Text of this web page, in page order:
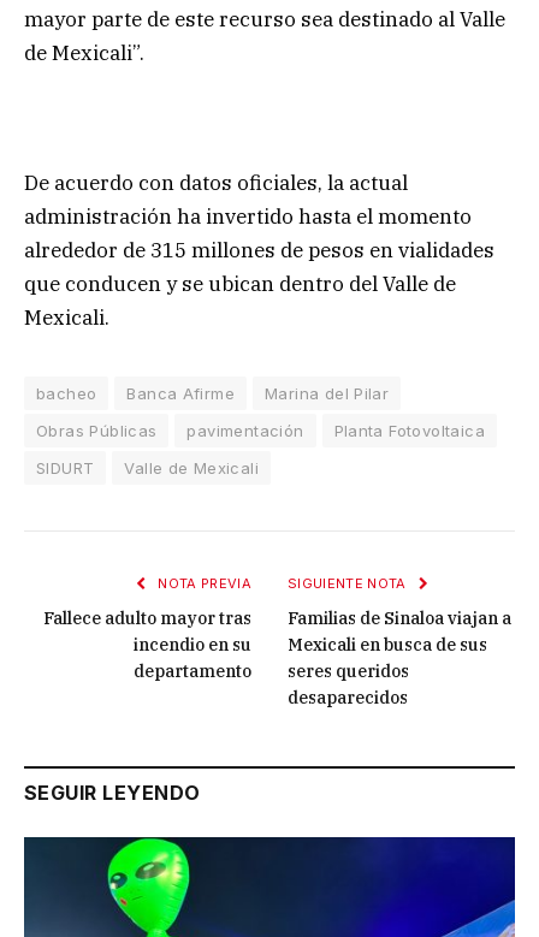
mayor parte de este recurso sea destinado al Valle
de Mexicali”.
De acuerdo con datos oficiales, la actual
administración ha invertido hasta el momento
alrededor de 315 millones de pesos en vialidades
que conducen y se ubican dentro del Valle de
Mexicali.
bacheo Banca Afirme
Marina del Pilar
Obras Públicas
pavimentación
Planta Fotovoltaica
SIDURT
Valle de Mexicali
NOTA PREVIA
Fallece adulto mayor tras
incendio en su
departamento
SIGUIENTE NOTA
Familias de Sinaloa viajan a
Mexicali en busca de sus
seres queridos
desaparecidos
SEGUIR LEYENDO